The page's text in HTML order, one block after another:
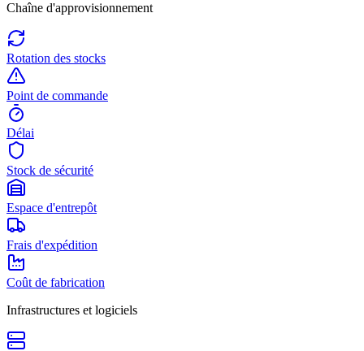
Chaîne d'approvisionnement
Rotation des stocks
Point de commande
Délai
Stock de sécurité
Espace d'entrepôt
Frais d'expédition
Coût de fabrication
Infrastructures et logiciels